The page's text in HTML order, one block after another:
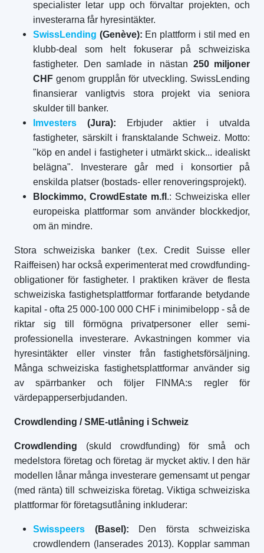
specialister letar upp och förvaltar projekten, och
investerarna får hyresintäkter.
SwissLending (Genève): En plattform i stil med en
klubb-deal som helt fokuserar på schweiziska
fastigheter. Den samlade in nästan 250 miljoner
CHF genom grupplån för utveckling. SwissLending
finansierar vanligtvis stora projekt via seniora
skulder till banker.
Imvesters (Jura): Erbjuder aktier i utvalda
fastigheter, särskilt i fransktalande Schweiz. Motto:
"köp en andel i fastigheter i utmärkt skick... idealiskt
belägna". Investerare går med i konsortier på
enskilda platser (bostads- eller renoveringsprojekt).
Blockimmo, CrowdEstate m.fl .: Schweiziska eller
europeiska plattformar som använder blockkedjor,
om än mindre.
Stora schweiziska banker (t.ex. Credit Suisse eller
Raiffeisen) har också experimenterat med crowdfunding-
obligationer för fastigheter. I praktiken kräver de flesta
schweiziska fastighetsplattformar fortfarande betydande
kapital - ofta 25 000-100 000 CHF i minimibelopp - så de
riktar sig till förmögna privatpersoner eller semi-
professionella investerare. Avkastningen kommer via
hyresintäkter eller vinster från fastighetsförsäljning.
Många schweiziska fastighetsplattformar använder sig
av spärrbanker och följer FINMA:s regler för
värdepapperserbjudanden.
Crowdlending / SME-utlåning i Schweiz
Crowdlending (skuld crowdfunding) för små och
medelstora företag och företag är mycket aktiv. I den här
modellen lånar många investerare gemensamt ut pengar
(med ränta) till schweiziska företag. Viktiga schweiziska
plattformar för företagsutlåning inkluderar:
Swisspeers (Basel): Den första schweiziska
crowdlendern (lanserades 2013). Kopplar samman